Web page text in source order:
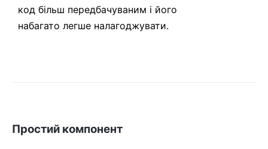
код більш передбачуваним і його
набагато легше налагоджувати.
Простий компонент